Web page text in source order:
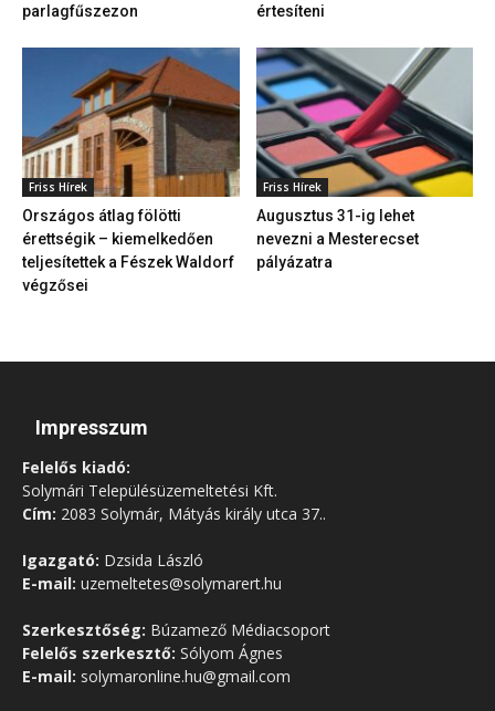
parlagfűszezon
értesíteni
Friss Hírek
Országos átlag fölötti
érettségik – kiemelkedően
teljesítettek a Fészek Waldorf
végzősei
Friss Hírek
Augusztus 31-ig lehet
nevezni a Mesterecset
pályázatra
Impresszum
Felelős kiadó:
Solymári Településüzemeltetési Kft.
Cím: 2083 Solymár, Mátyás király utca 37..
Igazgató: Dzsida László
E-mail: uzemeltetes@solymarert.hu
Szerkesztőség: Búzamező Médiacsoport
Felelős szerkesztő: Sólyom Ágnes
E-mail: solymaronline.hu@gmail.com